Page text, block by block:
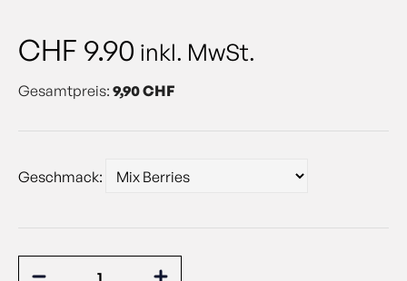
CHF 9.90 inkl. MwSt.
Gesamtpreis: 9,90 CHF
Geschmack: